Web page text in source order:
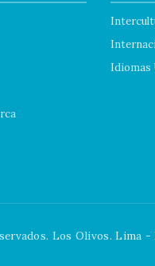
Idiomas
Los Olivos. Lima -